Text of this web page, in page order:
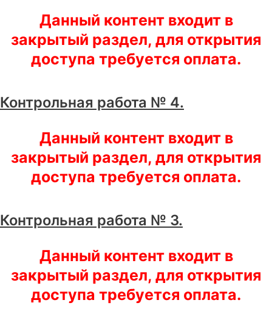
Данный контент входит в
закрытый раздел, для открытия
доступа требуется оплата.
Контрольная работа № 4.
Данный контент входит в
закрытый раздел, для открытия
доступа требуется оплата.
Контрольная работа № 3.
Данный контент входит в
закрытый раздел, для открытия
доступа требуется оплата.